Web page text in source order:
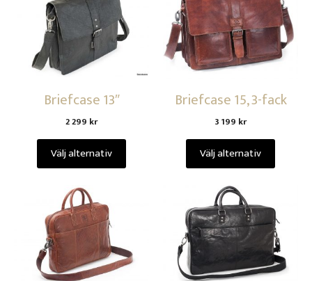
Briefcase 13″
2 299 kr
Välj alternativ
Briefcase 15, 3-fack
3 199 kr
Välj alternativ